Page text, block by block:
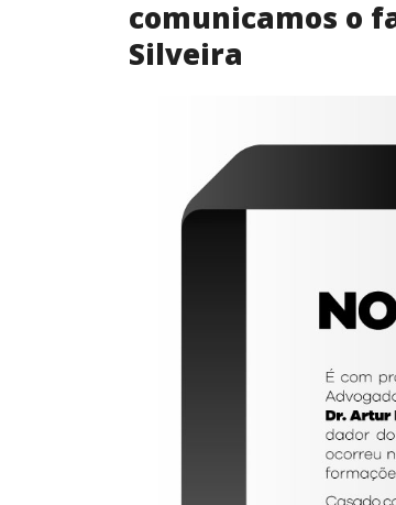
comunicamos o
Silveira